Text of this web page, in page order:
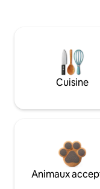
Cuisine
Animaux